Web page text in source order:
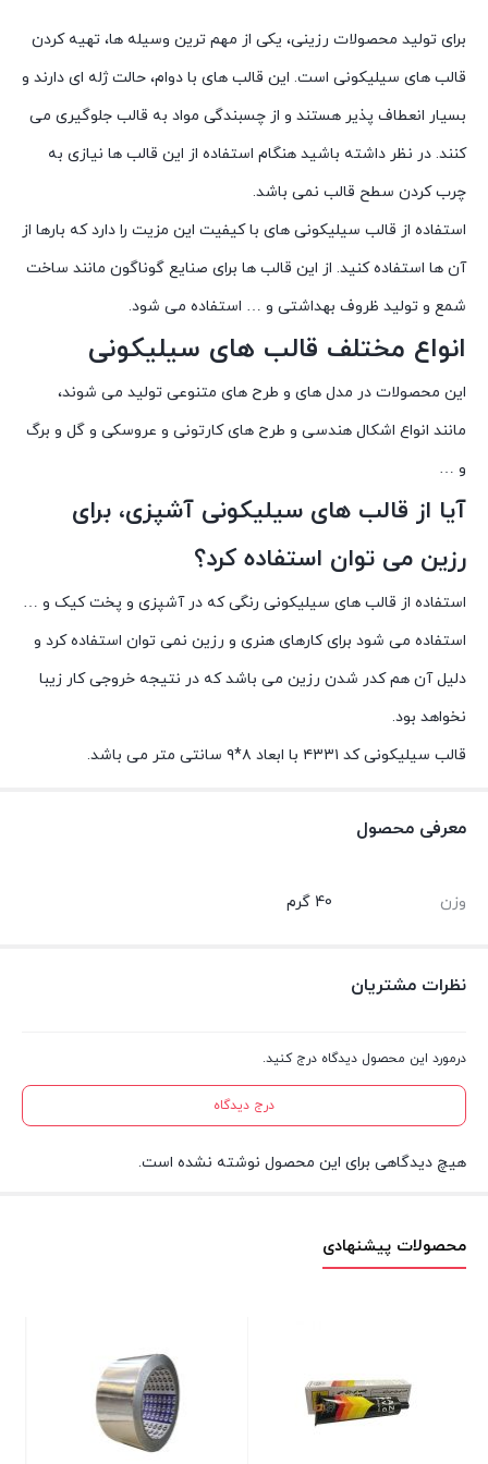
برای تولید محصولات رزینی، یکی از مهم ترین وسیله ها، تهیه کردن
قالب های سیلیکونی است. این قالب های با دوام، حالت ژله ای دارند و
بسیار انعطاف پذیر هستند و از چسبندگی مواد به قالب جلوگیری می
کنند. در نظر داشته باشید هنگام استفاده از این قالب ها نیازی به
چرب کردن سطح قالب نمی باشد.
استفاده از قالب سیلیکونی های با کیفیت این مزیت را دارد که بارها از
آن ها استفاده کنید. از این قالب ها برای صنایع گوناگون مانند ساخت
شمع و تولید ظروف بهداشتی و … استفاده می شود.
انواع مختلف قالب های سیلیکونی
این محصولات در مدل های و طرح های متنوعی تولید می شوند،
مانند انواع اشکال هندسی و طرح های کارتونی و عروسکی و گل و برگ
و …
آیا از قالب های سیلیکونی آشپزی، برای
رزین می توان استفاده کرد؟
استفاده از قالب های سیلیکونی رنگی که در آشپزی و پخت کیک و …
استفاده می شود برای کارهای هنری و رزین نمی توان استفاده کرد و
دلیل آن هم کدر شدن رزین می باشد که در نتیجه خروجی کار زیبا
نخواهد بود.
قالب سیلیکونی کد ۴۳۳۱ با ابعاد ۸*۹ سانتی متر می باشد.
معرفی محصول
وزن 40 گرم
نظرات مشتریان
درمورد این محصول دیدگاه درج کنید.
درج دیدگاه
هیچ دیدگاهی برای این محصول نوشته نشده است.
محصولات پیشنهادی